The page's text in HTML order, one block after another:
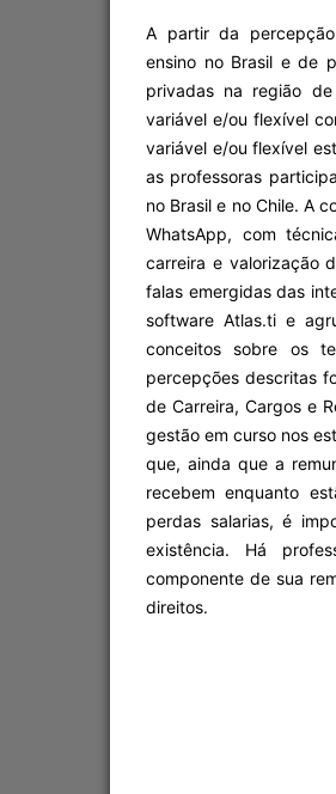
A partir da
ensino no Brasil e de
privadas na região
variável e/ou flexível
variável e/ou flexível
as professoras
no Brasil e no Chile. A
WhatsApp, com
carreira e valorização
falas emergidas das
software Atlas.ti e
conceitos sobre os
percepções descritas
de Carreira, Cargos e
gestão em curso nos
que, ainda que a
recebem enquanto
perdas salarias, é
existência. Há
componente de sua
direitos.